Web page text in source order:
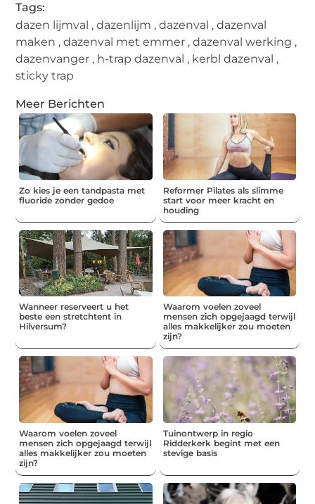
Tags:
dazen lijmval ,dazenlijm ,dazenval ,dazenval
maken ,dazenval met emmer ,dazenval werking ,
dazenvanger , h-trap dazenval , kerbl dazenval ,
sticky trap
Meer Berichten
Zo kies je een tandpasta met
fluoride zonder gedoe
Reformer Pilates als slimme
start voor meer kracht en
houding
Wanneer reserveert u het
beste een stretchtent in
Hilversum?
Waarom voelen zoveel
mensen zich opgejaagd terwijl
alles makkelijker zou moeten
zijn?
Waarom voelen zoveel
mensen zich opgejaagd terwijl
alles makkelijker zou moeten
zijn?
Tuinontwerp in regio
Ridderkerk begint met een
stevige basis